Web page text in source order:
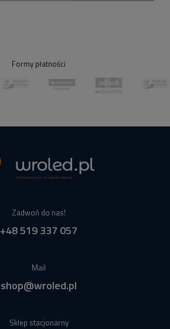
Formy płatności
Zadwoń do nas!
+48 519 337 057
Mail
shop@wroled.pl
Sklep stacjonarny